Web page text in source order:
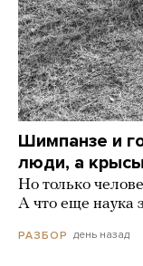
Шимпанзе и
люди, а
Но только
А что еще наука
РАЗБОР день назад